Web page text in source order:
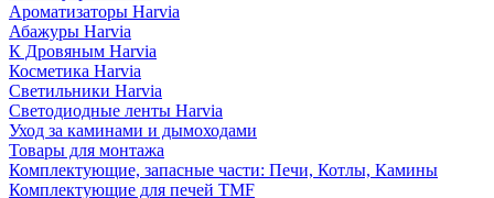
Ароматизаторы Harvia
Абажуры Harvia
К Дровяным Harvia
Косметика Harvia
Светильники Harvia
Светодиодные ленты Harvia
Уход за каминами и дымоходами
Товары для монтажа
Комплектующие, запасные части: Печи, Котлы, Камины
Комплектующие для печей TMF